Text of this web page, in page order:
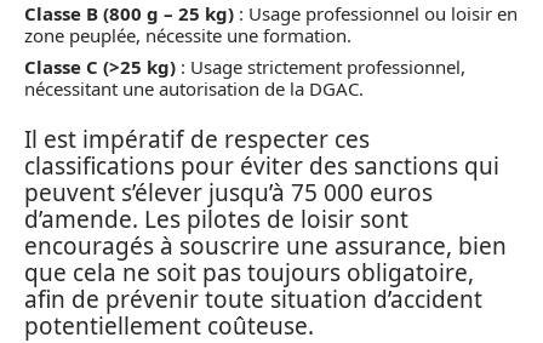
Classe B (800 g – 25 kg) : Usage professionnel ou loisir en
zone peuplée, nécessite une formation.
Classe C (>25 kg) : Usage strictement professionnel,
nécessitant une autorisation de la DGAC.
Il est impératif de respecter ces
classifications pour éviter des sanctions qui
peuvent s’élever jusqu’à 75 000 euros
d’amende. Les pilotes de loisir sont
encouragés à souscrire une assurance, bien
que cela ne soit pas toujours obligatoire,
afin de prévenir toute situation d’accident
potentiellement coûteuse.